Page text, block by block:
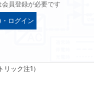
員登録が必要です
ログイン
ック注1）